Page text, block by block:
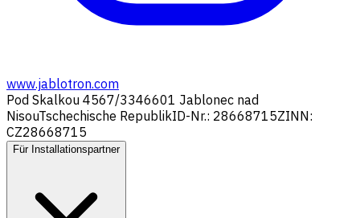
www.jablotron.com
Pod Skalkou 4567/3346601 Jablonec nad
NisouTschechische RepublikID-Nr.: 28668715ZINN:
CZ28668715
Für Installationspartner